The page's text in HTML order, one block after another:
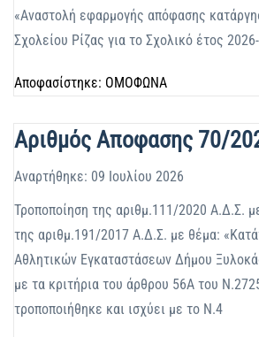
«Αναστολή εφαρμογής απόφασης
Σχολείου Ρίζας για το Σχολικό έτος
Αποφασίστηκε: ΟΜΟΦΩΝΑ
Αριθμός Αποφασης 70/
Αναρτήθηκε: 09 Ιουλίου 2026
Τροποποίηση της αριθμ.111/2020 Α.Δ.Σ.
της αριθμ.191/2017 Α.Δ.Σ. με θέμα:
Αθλητικών Εγκαταστάσεων Δήμου
με τα κριτήρια του άρθρου 56Α του
τροποποιήθηκε και ισχύει με το Ν.4